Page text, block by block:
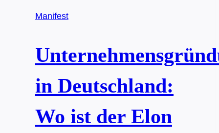
Eigenschaften
erfolgreicher
Manifest
in Deutschland:
Wo ist der Elon